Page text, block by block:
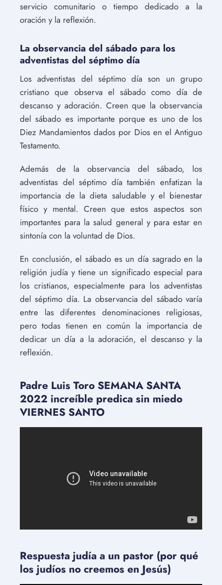
servicio comunitario o tiempo dedicado a la
oración y la reflexión.
La observancia del sábado para los
adventistas del séptimo día
Los adventistas del séptimo día son un grupo
cristiano que observa el sábado como día de
descanso y adoración. Creen que la observancia
del sábado es importante porque es uno de los
Diez Mandamientos dados por Dios en el Antiguo
Testamento.
Además de la observancia del sábado, los
adventistas del séptimo día también enfatizan la
importancia de la dieta saludable y el bienestar
físico y mental. Creen que estos aspectos son
importantes para la salud general y para estar en
sintonía con la voluntad de Dios.
En conclusión, el sábado es un día sagrado en la
religión judía y tiene un significado especial para
los cristianos, especialmente para los adventistas
del séptimo día. La observancia del sábado varía
entre las diferentes denominaciones religiosas,
pero todas tienen en común la importancia de
dedicar un día a la adoración, el descanso y la
reflexión.
Padre Luis Toro SEMANA SANTA
2022 increíble predica sin miedo
VIERNES SANTO
Respuesta judía a un pastor (por qué
los judíos no creemos en Jesús)